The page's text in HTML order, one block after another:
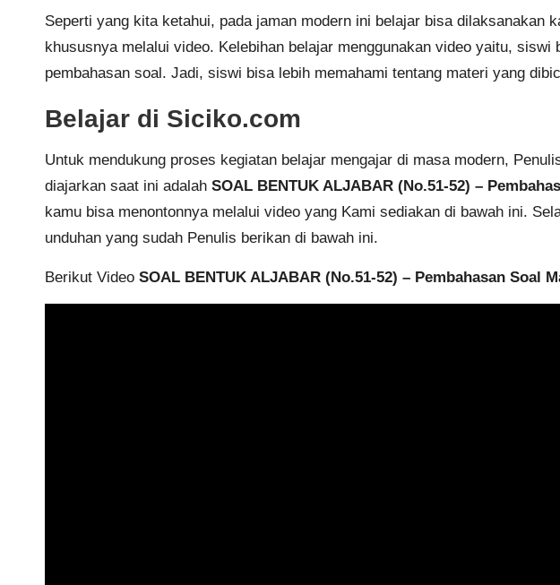
Seperti yang kita ketahui, pada jaman modern ini belajar bisa dilaksanakan
khususnya melalui video. Kelebihan belajar menggunakan video yaitu,
pembahasan soal. Jadi, siswi bisa lebih memahami tentang materi yang
Belajar di Siciko.com
Untuk mendukung proses kegiatan belajar mengajar di masa modern,
diajarkan saat ini adalah SOAL BENTUK ALJABAR (No.51-52) –
kamu bisa menontonnya melalui video yang Kami sediakan di bawah ini.
unduhan yang sudah Penulis berikan di bawah ini.
Berikut Video SOAL BENTUK ALJABAR (No.51-52) – Pembahasan Soal